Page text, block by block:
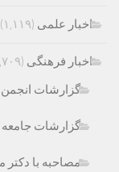
اخبار علمی (۱,۱۱۹)
اخبار فرهنگی (۷,۷۰۹)
گزارشات
گزارشات جامعه
مصاحبه با دکتر